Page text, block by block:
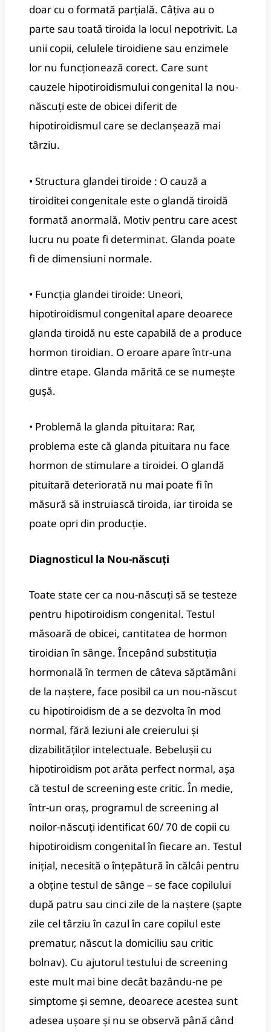
doar cu o formată parțială. Câțiva au o
parte sau toată tiroida la locul nepotrivit. La
unii copii, celulele tiroidiene sau enzimele
lor nu funcționează corect. Care sunt
cauzele hipotiroidismului congenital la nou-
născuți este de obicei diferit de
hipotiroidismul care se declanșează mai
târziu.
• Structura glandei tiroide : O cauză a
tiroiditei congenitale este o glandă tiroidă
formată anormală. Motiv pentru care acest
lucru nu poate fi determinat. Glanda poate
fi de dimensiuni normale.
• Funcția glandei tiroide: Uneori,
hipotiroidismul congenital apare deoarece
glanda tiroidă nu este capabilă de a produce
hormon tiroidian. O eroare apare într-una
dintre etape. Glanda mărită ce se numește
gușă.
• Problemă la glanda pituitara: Rar,
problema este că glanda pituitara nu face
hormon de stimulare a tiroidei. O glandă
pituitară deteriorată nu mai poate fi în
măsură să instruiască tiroida, iar tiroida se
poate opri din producție.
Diagnosticul la Nou-născuți
Toate state cer ca nou-născuți să se testeze
pentru hipotiroidism congenital. Testul
măsoară de obicei, cantitatea de hormon
tiroidian în sânge. Începând substituția
hormonală în termen de câteva săptămâni
de la naștere, face posibil ca un nou-născut
cu hipotiroidism de a se dezvolta în mod
normal, fără leziuni ale creierului și
dizabilităților intelectuale. Bebelușii cu
hipotiroidism pot arăta perfect normal, așa
că testul de screening este critic. În medie,
într-un oraș, programul de screening al
noilor-născuți identificat 60/ 70 de copii cu
hipotiroidism congenital în fiecare an. Testul
inițial, necesită o înțepătură în călcâi pentru
a obține testul de sânge – se face copilului
după patru sau cinci zile de la naștere (șapte
zile cel târziu în cazul în care copilul este
prematur, născut la domiciliu sau critic
bolnav). Cu ajutorul testului de screening
este mult mai bine decât bazându-ne pe
simptome și semne, deoarece acestea sunt
adesea ușoare și nu se observă până când